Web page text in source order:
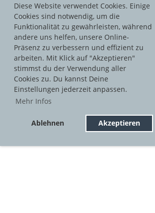
Diese Website verwendet Cookies. Einige
Cookies sind notwendig, um die
Funktionalität zu gewährleisten, während
andere uns helfen, unsere Online-
Präsenz zu verbessern und effizient zu
arbeiten. Mit Klick auf "Akzeptieren"
stimmst du der Verwendung aller
Cookies zu. Du kannst Deine
Einstellungen jederzeit anpassen.
Mehr Infos
Ablehnen Akzeptieren